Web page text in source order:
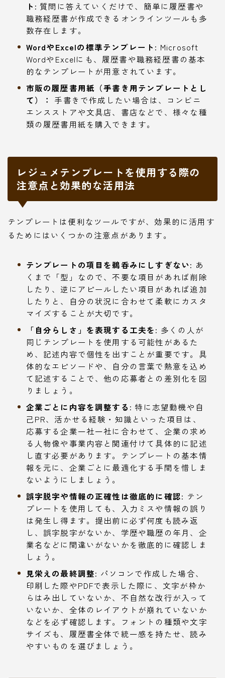
ト: 質問に答えていくだけで、簡単に履歴書や
職務経歴書が作成できるオンラインツールも多
数存在します。
WordやExcelの標準テンプレート: Microsoft
WordやExcelにも、履歴書や職務経歴書の基本
的なテンプレートが用意されています。
市販の履歴書用紙（手書き用テンプレートとし
て）：
手書きで作成したい場合は、コンビニ
エンスストアや文具店、書店などで、様々な種
類の履歴書用紙を購入できます。
レジュメテンプレートを使用する際の
注意点と効果的な活用法
テンプレートは便利なツールですが、効果的に活用す
るためにはいくつかの注意点があります。
テンプレートの項目を鵜呑みにしすぎない: あ
くまで「型」なので、不要な項目があれば削除
したり、逆にアピールしたい項目があれば追加
したりと、自分の状況に合わせて柔軟にカスタ
マイズすることが大切です。
「自分らしさ」を表現する工夫を: 多くの人が
同じテンプレートを使用する可能性があるた
め、記述内容で個性を出すことが重要です。具
体的なエピソードや、自分の言葉で熱意を込め
て記述することで、他の応募者との差別化を図
りましょう。
企業ごとに内容を調整する: 特に志望動機や自
己PR、活かせる経験・知識といった項目は、
応募する企業一社一社に合わせて、企業の求め
る人物像や事業内容と関連付けて具体的に記述
し直す必要があります。テンプレートの基本情
報を元に、企業ごとに最適化する手間を惜しま
ないようにしましょう。
誤字脱字や情報の正確性は徹底的に確認: テン
プレートを使用しても、入力ミスや情報の誤り
は発生し得ます。提出前に必ず何度も読み返
し、誤字脱字がないか、学歴や職歴の年月、企
業名などに間違いがないかを徹底的に確認しま
しょう。
見栄えの最終調整: パソコンで作成した場合、
印刷した際やPDFで表示した際に、文字が枠か
らはみ出していないか、不自然な改行が入って
いないか、全体のレイアウトが崩れていないか
などを必ず確認します。フォントの種類や文字
サイズも、履歴書全体で統一感を持たせ、読み
やすいものを選びましょう。